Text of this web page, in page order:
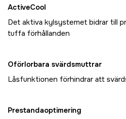
ActiveCool
Det aktiva kylsystemet bidrar till
tuffa förhållanden
Oförlorbara svärdsmuttrar
Låsfunktionen förhindrar att
Prestandaoptimering